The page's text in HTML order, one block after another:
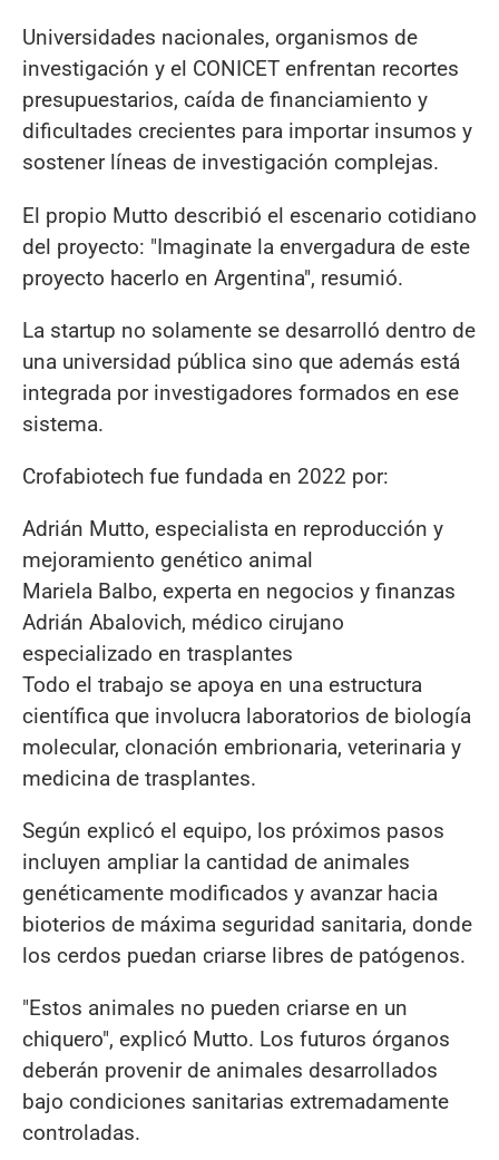
Universidades nacionales, organismos de
investigación y el CONICET enfrentan recortes
presupuestarios, caída de financiamiento y
dificultades crecientes para importar insumos y
sostener líneas de investigación complejas.
El propio Mutto describió el escenario cotidiano
del proyecto: "Imaginate la envergadura de este
proyecto hacerlo en Argentina", resumió.
La startup no solamente se desarrolló dentro de
una universidad pública sino que además está
integrada por investigadores formados en ese
sistema.
Crofabiotech fue fundada en 2022 por:
Adrián Mutto, especialista en reproducción y
mejoramiento genético animal
Mariela Balbo, experta en negocios y finanzas
Adrián Abalovich, médico cirujano
especializado en trasplantes
Todo el trabajo se apoya en una estructura
científica que involucra laboratorios de biología
molecular, clonación embrionaria, veterinaria y
medicina de trasplantes.
Según explicó el equipo, los próximos pasos
incluyen ampliar la cantidad de animales
genéticamente modificados y avanzar hacia
bioterios de máxima seguridad sanitaria, donde
los cerdos puedan criarse libres de patógenos.
"Estos animales no pueden criarse en un
chiquero", explicó Mutto. Los futuros órganos
deberán provenir de animales desarrollados
bajo condiciones sanitarias extremadamente
controladas.